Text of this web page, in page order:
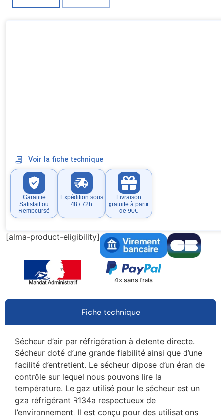
Voir la fiche technique
Garantie
Satisfait ou
Remboursé
Expédition sous
48 / 72h
Livraison
gratuite à partir
de 90€
[alma-product-eligibility]
4x sans frais
Fiche technique
Sécheur d’air par réfrigération à detente directe.
Sécheur doté d’une grande fiabilité ainsi que d’une
facilité d’entretient. Le sécheur dipose d’un éran de
contrôle sur lequel nous pouvons lire la
température. Le gaz utilisé pour le sécheur est un
gza réfrigérant R134a respectueux de
l’environnement. Il est conçu pour des utilisations